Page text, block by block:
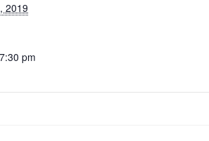
2019
pm